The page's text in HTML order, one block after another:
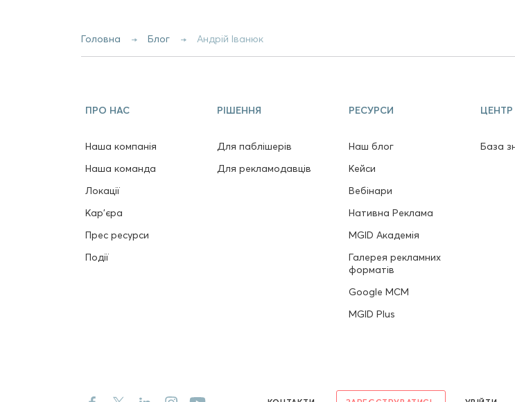
Головна Блог Андрій Іванюк
ПРО НАС
Наша компанія
Наша команда
Локації
Кар'єра
Прес ресурси
Події
РІШЕННЯ
Для паблішерів
Для рекламодавців
РЕСУРСИ
Наш блог
Кейси
Вебінари
Нативна Реклама
MGID Академія
Галерея рекламних
форматів
Google MCM
MGID Plus
База